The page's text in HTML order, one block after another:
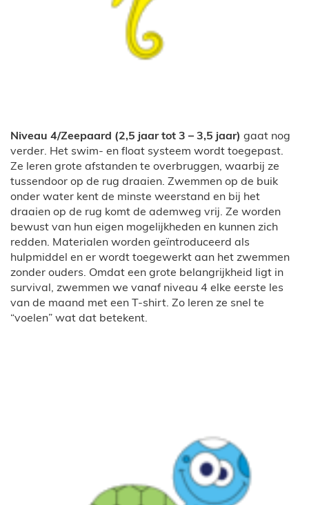
Niveau 4/Zeepaard (2,5 jaar tot 3 – 3,5 jaar) gaat nog
verder. Het swim- en float systeem wordt toegepast.
Ze leren grote afstanden te overbruggen, waarbij ze
tussendoor op de rug draaien. Zwemmen op de buik
onder water kent de minste weerstand en bij het
draaien op de rug komt de ademweg vrij. Ze worden
bewust van hun eigen mogelijkheden en kunnen zich
redden. Materialen worden geïntroduceerd als
hulpmiddel en er wordt toegewerkt aan het zwemmen
zonder ouders. Omdat een grote belangrijkheid ligt in
survival, zwemmen we vanaf niveau 4 elke eerste les
van de maand met een T-shirt. Zo leren ze snel te
“voelen” wat dat betekent.